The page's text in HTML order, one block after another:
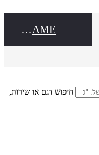
DEALER NAME
חיפוש דגם או שירות,